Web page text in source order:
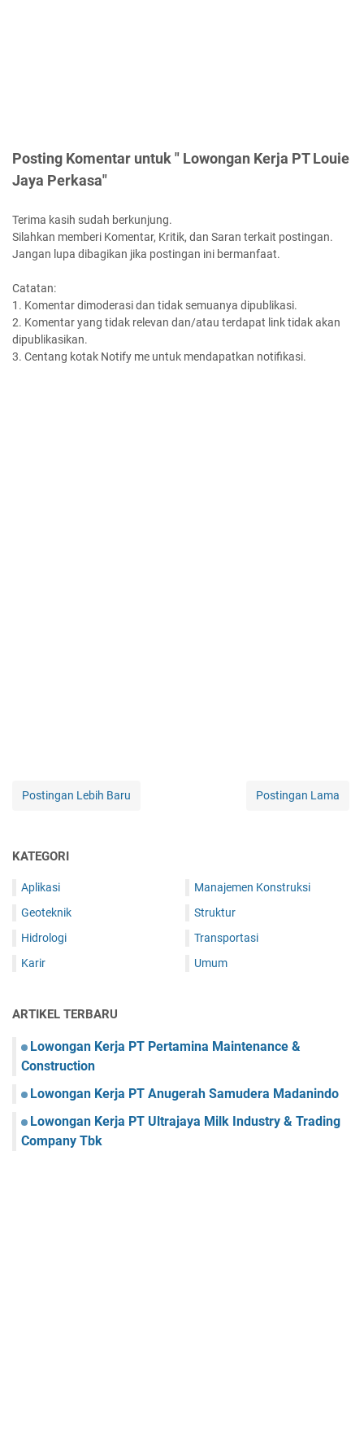
Posting Komentar untuk " Lowongan Kerja PT Louie
Jaya Perkasa"
Terima kasih sudah berkunjung.
Silahkan memberi Komentar, Kritik, dan Saran terkait postingan.
Jangan lupa dibagikan jika postingan ini bermanfaat.
Catatan:
1. Komentar dimoderasi dan tidak semuanya dipublikasi.
2. Komentar yang tidak relevan dan/atau terdapat link tidak akan
dipublikasikan.
3. Centang kotak Notify me untuk mendapatkan notifikasi.
Postingan Lebih Baru Postingan Lama
KATEGORI
Aplikasi
Geoteknik
Hidrologi
Karir
Manajemen Konstruksi
Struktur
Transportasi
Umum
ARTIKEL TERBARU
Lowongan Kerja PT Pertamina Maintenance &
Construction
Lowongan Kerja PT Anugerah Samudera Madanindo
Lowongan Kerja PT Ultrajaya Milk Industry & Trading
Company Tbk